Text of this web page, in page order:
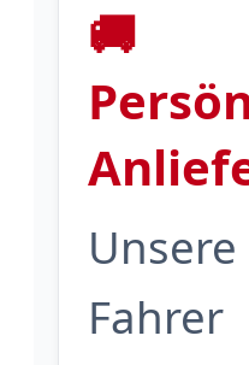
🚚
Unsere
Fahrer